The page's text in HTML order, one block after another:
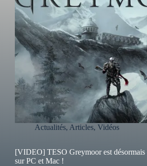
Actualités, Articles, Vidéos
[VIDEO] TESO Greymoor est désormais
sur PC et Mac !